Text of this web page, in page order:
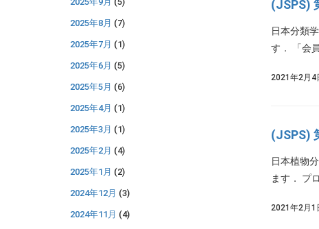
(JSPS)
日本分類
す． 「会
2021年2月4
(JSPS)
日本植物
ます． プ
2021年2月1
2025年8月 (7)
2025年7月 (1)
2025年6月 (5)
2025年5月 (6)
2025年4月 (1)
2025年3月 (1)
2025年2月 (4)
2025年1月 (2)
2024年12月 (3)
2024年11月 (4)